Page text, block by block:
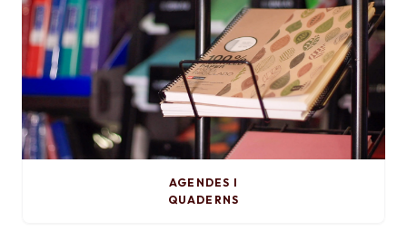
AGENDES I
QUADERNS